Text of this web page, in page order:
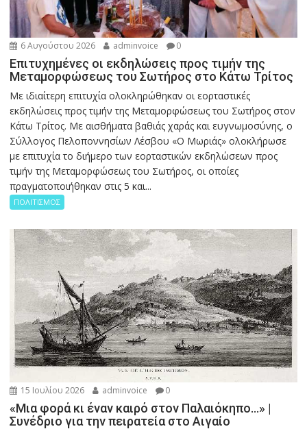
6 Αυγούστου 2026 adminvoice 0
Επιτυχημένες οι εκδηλώσεις προς τιμήν της
Μεταμορφώσεως του Σωτήρος στο Κάτω Τρίτος
Με ιδιαίτερη επιτυχία ολοκληρώθηκαν οι εορταστικές
εκδηλώσεις προς τιμήν της Μεταμορφώσεως του Σωτήρος στον
Κάτω Τρίτος. Με αισθήματα βαθιάς χαράς και ευγνωμοσύνης, ο
Σύλλογος Πελοποννησίων Λέσβου «Ο Μωριάς» ολοκλήρωσε
με επιτυχία το διήμερο των εορταστικών εκδηλώσεων προς
τιμήν της Μεταμορφώσεως του Σωτήρος, οι οποίες
πραγματοποιήθηκαν στις 5 και...
ΠΟΛΙΤΙΣΜΟΣ
15 Ιουλίου 2026 adminvoice 0
«Μια φορά κι έναν καιρό στον Παλαιόκηπο…» |
Συνέδριο για την πειρατεία στο Αιγαίο